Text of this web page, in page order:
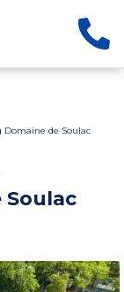
Domaine de Soulac
Soulac